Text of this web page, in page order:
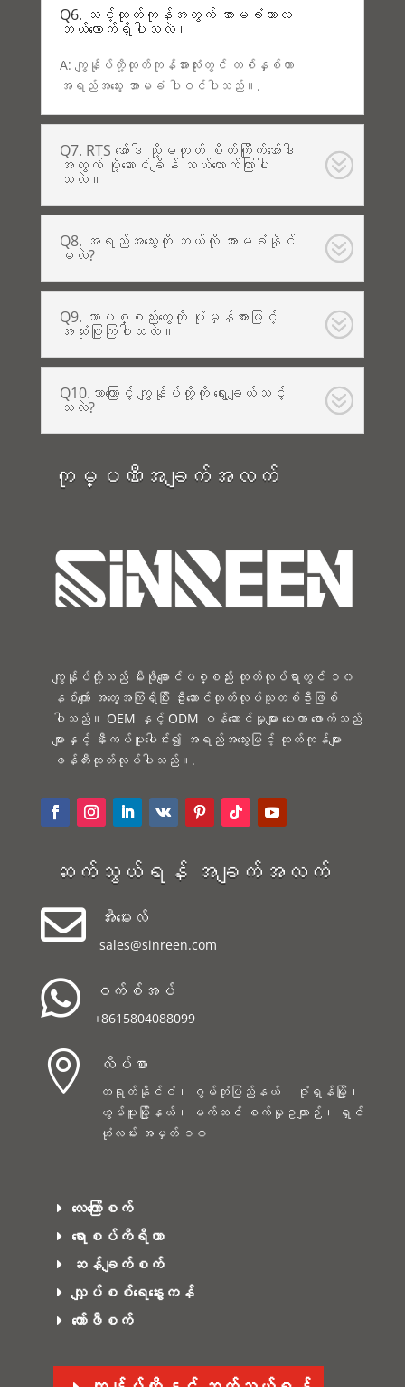
Q6. သင့်ထုတ်ကုန်အတွက် အာမခံကာလ
ဘယ်လောက်ရှိပါသလဲ။
A: ကျွန်ုပ်တို့ထုတ်ကုန်အားလုံးတွင် တစ်နှစ်တာ
အရည်အသွေး အာမခံ ပါဝင်ပါသည်။.
Q7. RTS အော်ဒါ သို့မဟုတ် စိတ်ကြိုက်အော်ဒါ
အတွက် ပို့ဆောင်ချိန် ဘယ်လောက်ကြာပါ
သလဲ။
Q8. အရည်အသွေးကို ဘယ်လို အာမခံနိုင်
မလဲ?
Q9. ဘာပစ္စည်းတွေကို ပုံမှန်အားဖြင့်
အသုံးပြုကြပါသလဲ။
Q10.ဘာကြောင့် ကျွန်ုပ်တို့ကို ရွေးချယ်သင့်
သလဲ?
ကုမ္ပဏီအချက်အလက်
ကျွန်ုပ်တို့သည် မီးဖိုချောင်ပစ္စည်း ထုတ်လုပ်ရာတွင် ၁၀
နှစ်ကျော် အတွေ့အကြုံရှိပြီး ဦးဆောင်ထုတ်လုပ်သူတစ်ဦးဖြစ်
ပါသည်။ OEM နှင့် ODM ဝန်ဆောင်မှုများ ပေးကာ ဖောက်သည်
များနှင့် နီးကပ်ပူးပေါင်း၍ အရည်အသွေးမြင့် ထုတ်ကုန်များ
ဖန်တီးထုတ်လုပ်ပါသည်။.
ဆက်သွယ်ရန် အချက်အလက်
 အီးမေးလ်
sales@sinreen.com
 ဝက်စ်အပ်
+8615804088099
 လိပ်စာ
တရုတ်နိုင်ငံ၊ ဂွမ်တုံပြည်နယ်၊ ဇုံရှန်မြို့၊
ဟွမ်ပူးမြို့နယ်၊ မက်ဆင် စက်မှုဥယျာဉ်၊ ရှင်
ဟုံလမ်း အမှတ် ၁၀
လေကြော်စက်
ရောစပ်ကိရိယာ
ဆန်ချက်စက်
လျှပ်စစ်ရေနွေးကန်
ကော်ဖီစက်